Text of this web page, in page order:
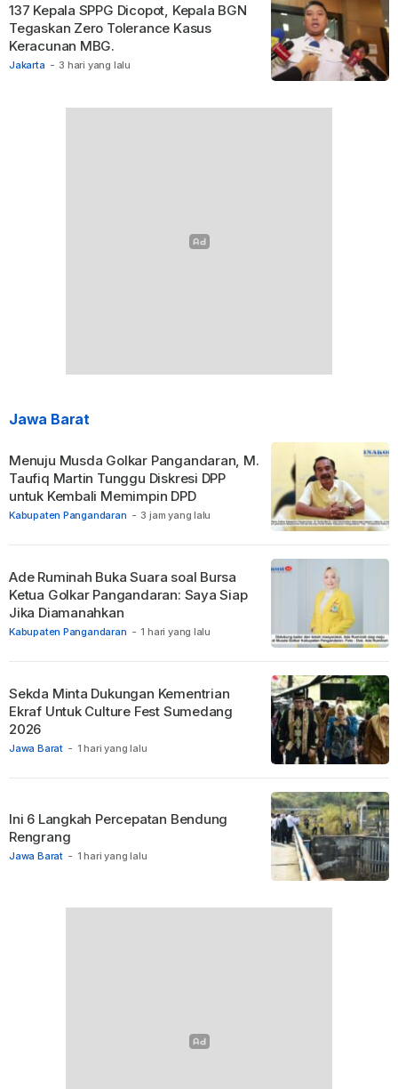
Jakarta - 3 hari yang lalu
137 Kepala SPPG Dicopot, Kepala BGN
Tegaskan Zero Tolerance Kasus
Keracunan MBG.
Jawa Barat
Kabupaten Pangandaran - 3 jam yang lalu
Menuju Musda Golkar Pangandaran, M.
Taufiq Martin Tunggu Diskresi DPP
untuk Kembali Memimpin DPD
Kabupaten Pangandaran - 1 hari yang lalu
Ade Ruminah Buka Suara soal Bursa
Ketua Golkar Pangandaran: Saya Siap
Jika Diamanahkan
Jawa Barat - 1 hari yang lalu
Sekda Minta Dukungan Kementrian
Ekraf Untuk Culture Fest Sumedang
2026
Jawa Barat - 1 hari yang lalu
Ini 6 Langkah Percepatan Bendung
Rengrang